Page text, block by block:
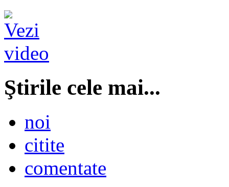
Ştirile cele mai...
noi
citite
comentate